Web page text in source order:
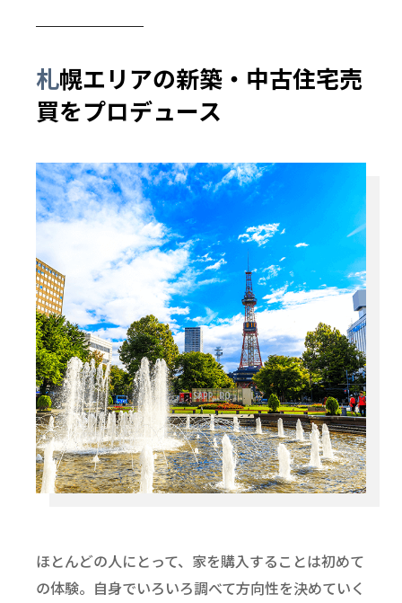
札幌エリアの新築・中古住宅売
買をプロデュース
ほとんどの人にとって、家を購入することは初めて
の体験。自身でいろいろ調べて方向性を決めていく